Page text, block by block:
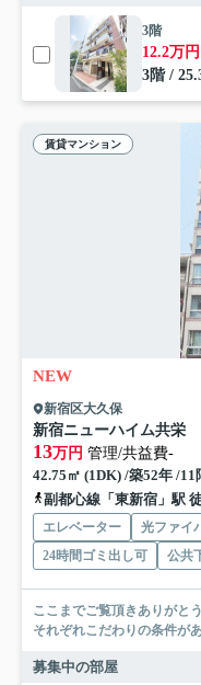
3階
12.2万円
3階 /
賃貸マンション
NEW
新宿区大久保
新宿ニューハイム共栄
13万円 管理/共益費-
42.75㎡ (1DK) /築52年 /11
副都心線「東新宿」駅
エレベーター 光ファイ
24時間ゴミ出し可
公共
ここまでご覧頂きありがとうございます。 お部
それぞれこだわりの条件が
募集中の部屋